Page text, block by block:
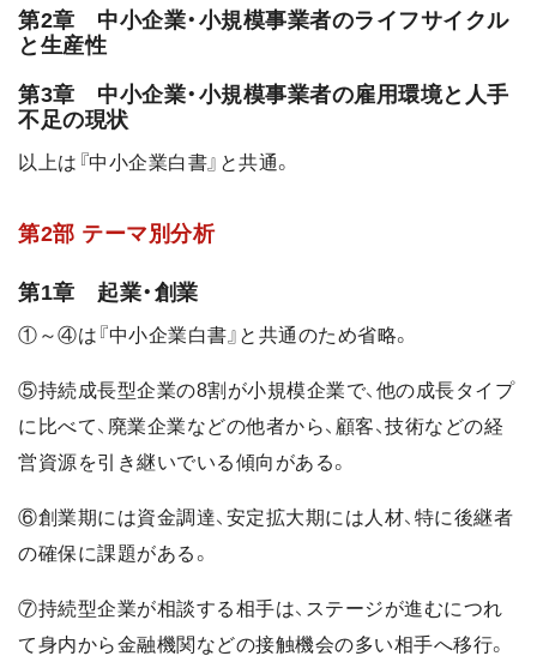
第2章 中小企業・小規模事業者のライフサイクル
と生産性
第3章 中小企業・小規模事業者の雇用環境と人手
不足の現状
以上は『中小企業白書』と共通。
第2部 テーマ別分析
第1章 起業・創業
①～④は『中小企業白書』と共通のため省略。
⑤持続成長型企業の8割が小規模企業で、他の成長タイプ
に比べて、廃業企業などの他者から、顧客、技術などの経
営資源を引き継いでいる傾向がある。
⑥創業期には資金調達、安定拡大期には人材、特に後継者
の確保に課題がある。
⑦持続型企業が相談する相手は、ステージが進むにつれ
て身内から金融機関などの接触機会の多い相手へ移行。